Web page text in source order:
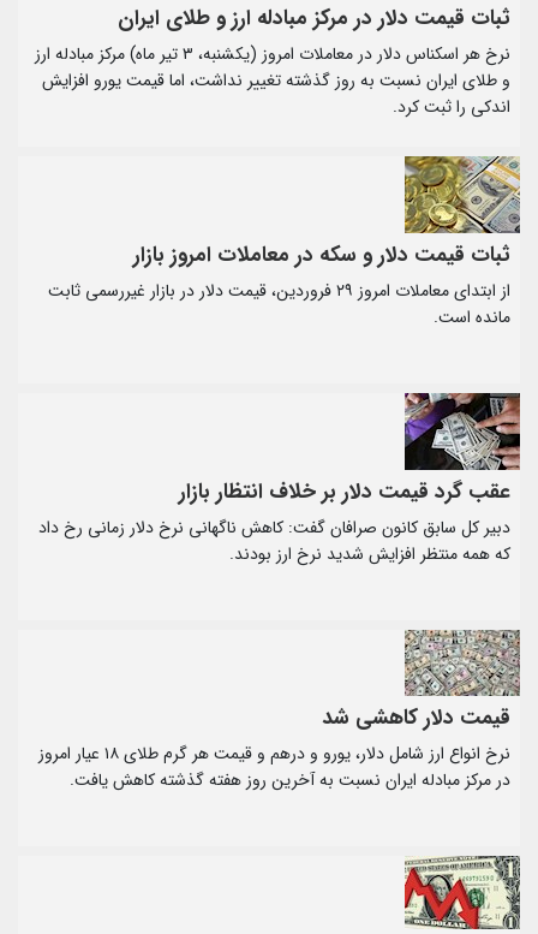
ثبات قیمت دلار در مرکز مبادله ارز و طلای ایران
نرخ هر اسکناس دلار در معاملات امروز (یکشنبه، ۳ تیر ماه) مرکز مبادله ارز
و طلای ایران نسبت به روز گذشته تغییر نداشت، اما قیمت یورو افزایش
اندکی را ثبت کرد.
ثبات قیمت دلار و سکه در معاملات امروز بازار
از ابتدای معاملات امروز ۲۹ فروردین، قیمت دلار در بازار غیررسمی ثابت
مانده است.
عقب گرد قیمت دلار بر خلاف انتظار بازار
دبیر کل سابق کانون صرافان گفت: کاهش ناگهانی نرخ دلار زمانی رخ داد
که همه منتظر افزایش شدید نرخ ارز بودند.
قیمت دلار کاهشی شد
­نرخ انواع ارز شامل دلار، یورو و درهم و قیمت هر گرم طلای ۱۸ عیار امروز
در مرکز مبادله ایران نسبت به آخرین روز هفته گذشته کاهش یافت.